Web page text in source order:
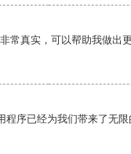
常真实，可以帮助我做出
程序已经为我们带来了无限